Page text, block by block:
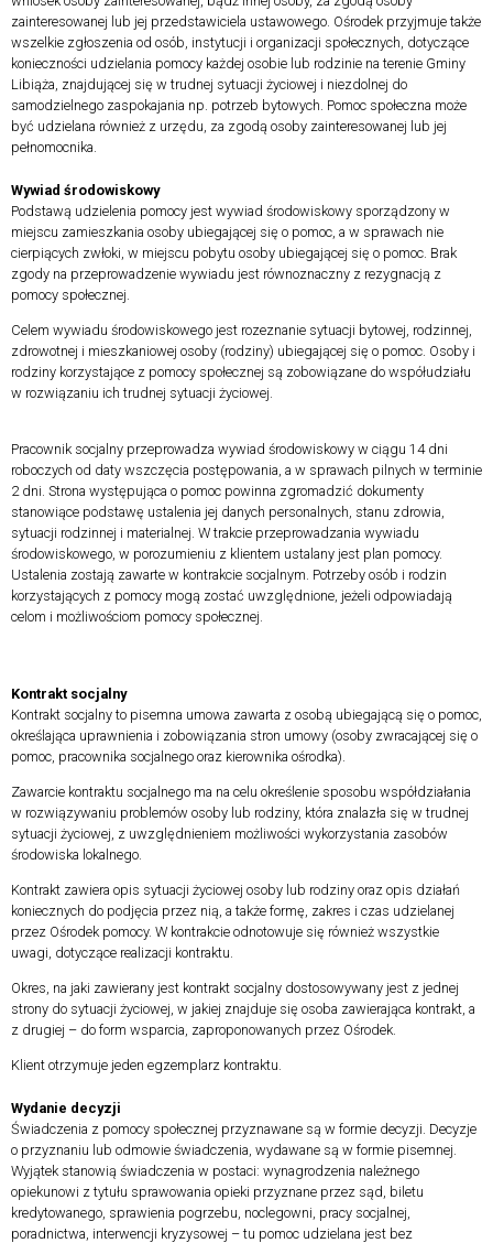
zainteresowanej lub jej przedstawiciela ustawowego. Ośrodek przyjmuje także
wszelkie zgłoszenia od osób, instytucji i organizacji społecznych, dotyczące
konieczności udzielania pomocy każdej osobie lub rodzinie na terenie Gminy
Libiąża, znajdującej się w trudnej sytuacji życiowej i niezdolnej do
samodzielnego zaspokajania np. potrzeb bytowych. Pomoc społeczna może
być udzielana również z urzędu, za zgodą osoby zainteresowanej lub jej
pełnomocnika.
Wywiad środowiskowy
Podstawą udzielenia pomocy jest wywiad środowiskowy sporządzony w
miejscu zamieszkania osoby ubiegającej się o pomoc, a w sprawach nie
cierpiących zwłoki, w miejscu pobytu osoby ubiegającej się o pomoc. Brak
zgody na przeprowadzenie wywiadu jest równoznaczny z rezygnacją z
pomocy społecznej.
Celem wywiadu środowiskowego jest rozeznanie sytuacji bytowej, rodzinnej,
zdrowotnej i mieszkaniowej osoby (rodziny) ubiegającej się o pomoc. Osoby i
rodziny korzystające z pomocy społecznej są zobowiązane do współudziału
w rozwiązaniu ich trudnej sytuacji życiowej.
Pracownik socjalny przeprowadza wywiad środowiskowy w ciągu 14 dni
roboczych od daty wszczęcia postępowania, a w sprawach pilnych w terminie
2 dni. Strona występująca o pomoc powinna zgromadzić dokumenty
stanowiące podstawę ustalenia jej danych personalnych, stanu zdrowia,
sytuacji rodzinnej i materialnej. W trakcie przeprowadzania wywiadu
środowiskowego, w porozumieniu z klientem ustalany jest plan pomocy.
Ustalenia zostają zawarte w kontrakcie socjalnym. Potrzeby osób i rodzin
korzystających z pomocy mogą zostać uwzględnione, jeżeli odpowiadają
celom i możliwościom pomocy społecznej.
Kontrakt socjalny
Kontrakt socjalny to pisemna umowa zawarta z osobą ubiegającą się o pomoc,
określająca uprawnienia i zobowiązania stron umowy (osoby zwracającej się o
pomoc, pracownika socjalnego oraz kierownika ośrodka).
Zawarcie kontraktu socjalnego ma na celu określenie sposobu współdziałania
w rozwiązywaniu problemów osoby lub rodziny, która znalazła się w trudnej
sytuacji życiowej, z uwzględnieniem możliwości wykorzystania zasobów
środowiska lokalnego.
Kontrakt zawiera opis sytuacji życiowej osoby lub rodziny oraz opis działań
koniecznych do podjęcia przez nią, a także formę, zakres i czas udzielanej
przez Ośrodek pomocy. W kontrakcie odnotowuje się również wszystkie
uwagi, dotyczące realizacji kontraktu.
Okres, na jaki zawierany jest kontrakt socjalny dostosowywany jest z jednej
strony do sytuacji życiowej, w jakiej znajduje się osoba zawierająca kontrakt, a
z drugiej – do form wsparcia, zaproponowanych przez Ośrodek.
Klient otrzymuje jeden egzemplarz kontraktu.
Wydanie decyzji
Świadczenia z pomocy społecznej przyznawane są w formie decyzji. Decyzje
o przyznaniu lub odmowie świadczenia, wydawane są w formie pisemnej.
Wyjątek stanowią świadczenia w postaci: wynagrodzenia należnego
opiekunowi z tytułu sprawowania opieki przyznane przez sąd, biletu
kredytowanego, sprawienia pogrzebu, noclegowni, pracy socjalnej,
poradnictwa, interwencji kryzysowej – tu pomoc udzielana jest bez